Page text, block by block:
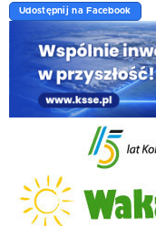
Udostępnij na Facebook